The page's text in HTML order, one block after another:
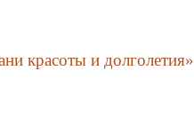
красоты и долголетия»